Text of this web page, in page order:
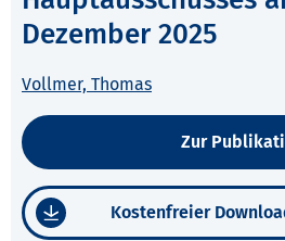
Dezember 2025
Vollmer, Thomas
Zur
Kostenfreier